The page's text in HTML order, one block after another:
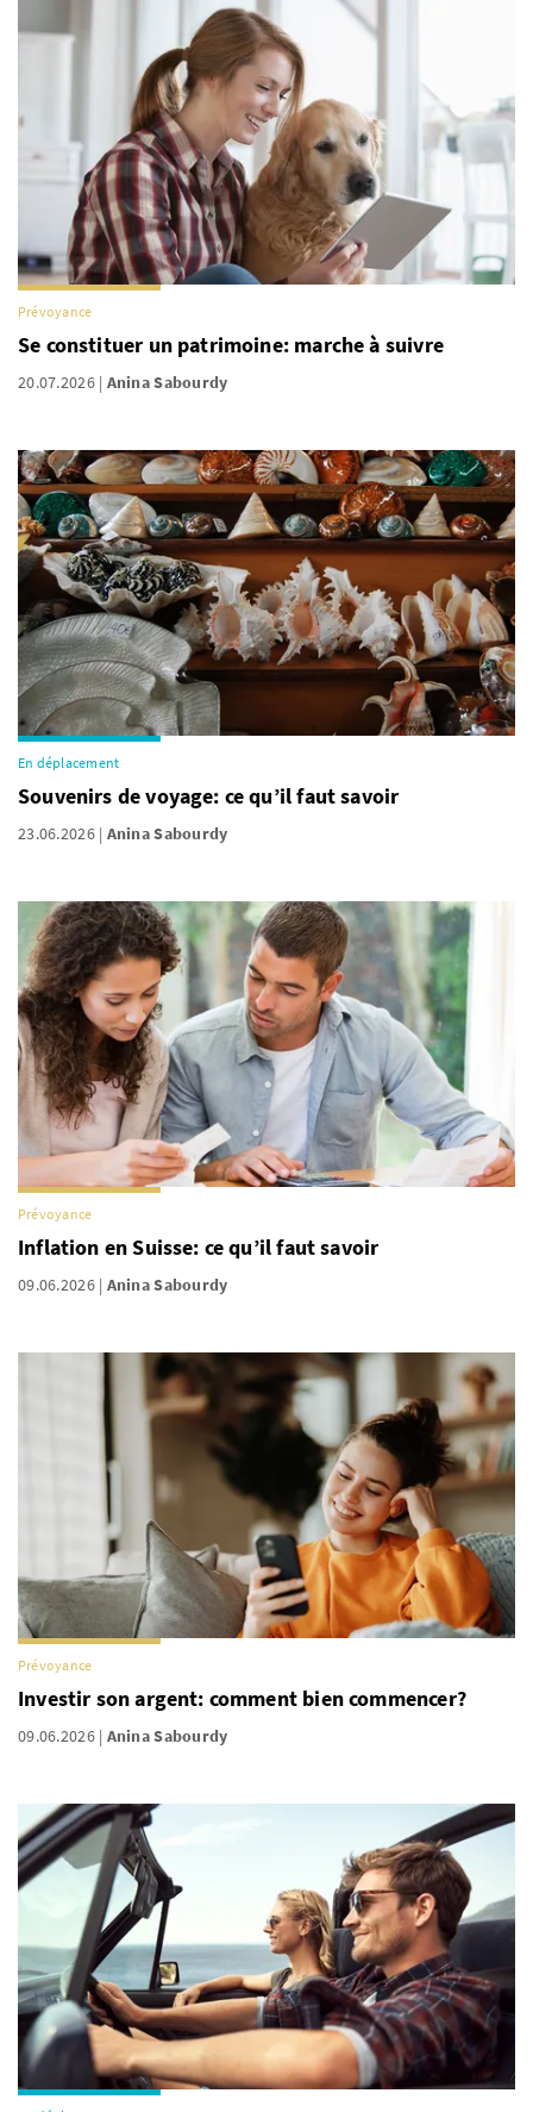
Prévoyance
Se constituer un patrimoine: marche à suivre
20.07.2026 Anina Sabourdy
En déplacement
Souvenirs de voyage: ce qu’il faut savoir
23.06.2026 Anina Sabourdy
Prévoyance
Inflation en Suisse: ce qu’il faut savoir
09.06.2026 Anina Sabourdy
Prévoyance
Investir son argent: comment bien commencer?
09.06.2026 Anina Sabourdy